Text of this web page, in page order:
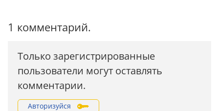
1 комментарий.
Только зарегистрированные
пользователи могут оставлять
комментарии.
Авторизуйся